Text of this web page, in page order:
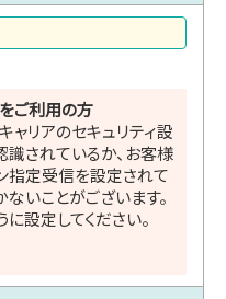
をご利用の方
リアのセキュリティ設
されているか、お客様
指定受信を設定されて
いことがございます。
設定してください。